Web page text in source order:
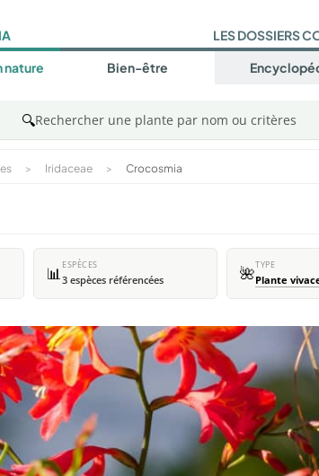
nature
LES DOSSIERS
Bien-être
🔍Rechercher une plante par nom ou critères
> Iridaceae > Crocosmia
📊 ESPÈCES
3 espèces référencées 🌺TYPE
Plante